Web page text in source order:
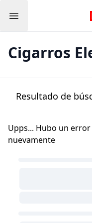
Menu
Cigarros
Resultado de
Upps... Hubo un
nuevamente